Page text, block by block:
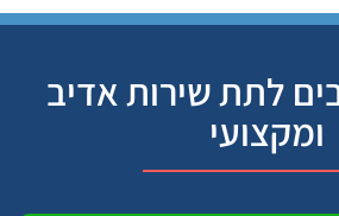
לתת שירות אדיב
ומקצועי